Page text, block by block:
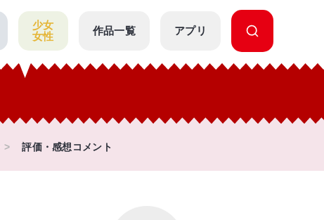
少女
女性
作品一覧 アプリ
評価・感想コメント